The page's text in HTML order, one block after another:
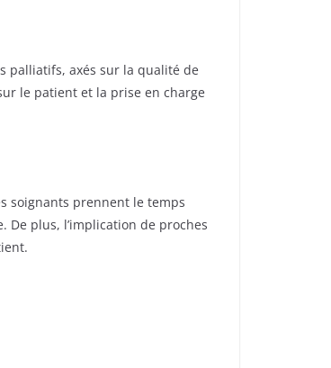
palliatifs, axés sur la qualité de
le patient et la prise en charge
soignants prennent le temps
De plus, l’implication de proches